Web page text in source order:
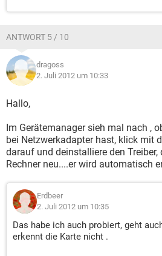
ANTWORT 5 / 10
dragoss
2. Juli 2012 um 10:33
Hallo,
Im Gerätemanager sieh mal nach ,
bei Netzwerkadapter hast, klick mit
darauf und deinstalliere den Treiber,
Rechner neu....er wird automatisch
Erdbeer
2. Juli 2012 um 10:35
Das habe ich auch probiert, geht
erkennt die Karte nicht .